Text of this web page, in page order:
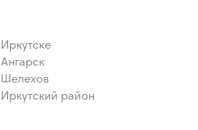
Шелехов
район